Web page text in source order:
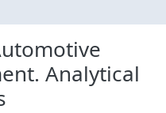
Analytical